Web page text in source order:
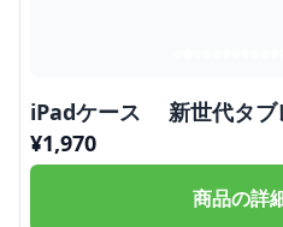
iPadケース 新世代タブ
¥1,970
商品の詳